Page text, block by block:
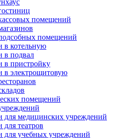
помещений
помещений
в котельную
в подвал
в пристройку
в электрощитовую
помещений
для медицинских учреждений
для театров
для учебных учреждений